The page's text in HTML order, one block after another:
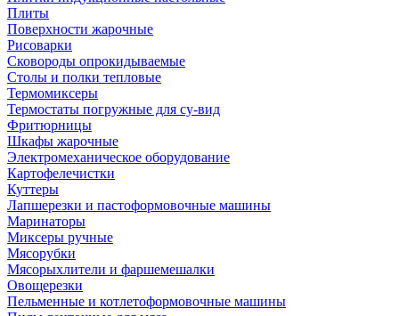
Плиты
Поверхности жарочные
Рисоварки
Сковороды опрокидываемые
Столы и полки тепловые
Термомиксеры
Термостаты погружные для су-вид
Фритюрницы
Шкафы жарочные
Электромеханическое оборудование
Картофелечистки
Куттеры
Лапшерезки и пастоформовочные машины
Маринаторы
Миксеры ручные
Мясорубки
Мясорыхлители и фаршемешалки
Овощерезки
Пельменные и котлетоформовочные машины